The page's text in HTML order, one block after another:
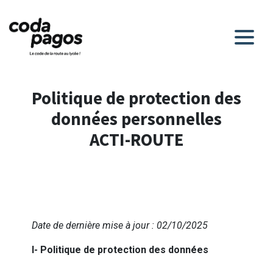
Politique de protection des
données personnelles
ACTI-ROUTE
Date de dernière mise à jour : 02/10/2025
I- Politique de protection des données